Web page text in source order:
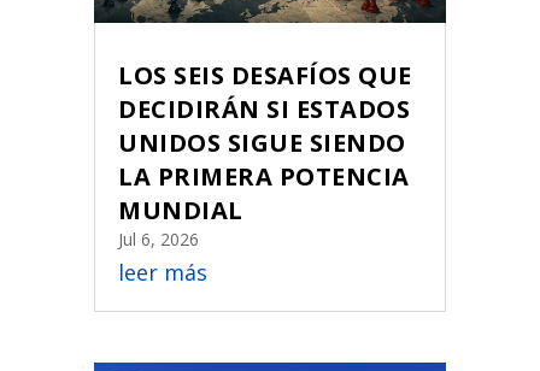
LOS SEIS DESAFÍOS QUE
DECIDIRÁN SI ESTADOS
UNIDOS SIGUE SIENDO
LA PRIMERA POTENCIA
MUNDIAL
Jul 6, 2026
leer más